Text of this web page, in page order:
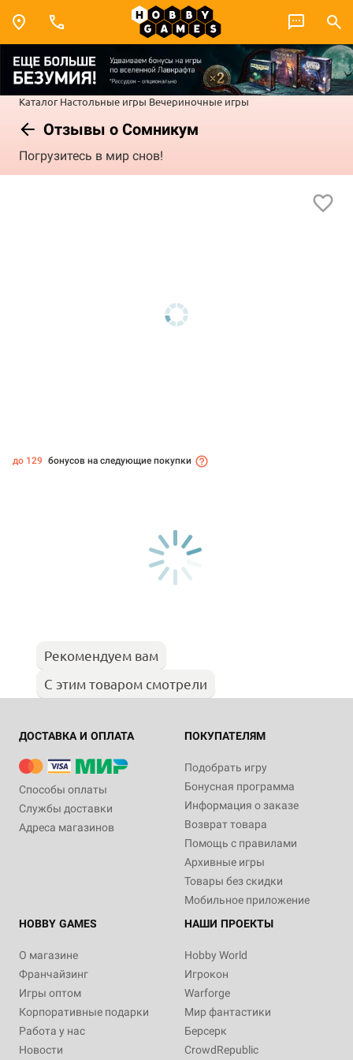
Каталог Настольные игры Вечериночные игры
Отзывы о Сомникум
Погрузитесь в мир снов!
до 129 бонусов на следующие покупки
Рекомендуем вам
С этим товаром смотрели
ДОСТАВКА И ОПЛАТА
Способы оплаты
Службы доставки
Адреса магазинов
ПОКУПАТЕЛЯМ
Подобрать игру
Бонусная программа
Информация о заказе
Возврат товара
Помощь с правилами
Архивные игры
Товары без скидки
Мобильное приложение
HOBBY GAMES
О магазине
Франчайзинг
Игры оптом
Корпоративные подарки
Работа у нас
Новости
НАШИ ПРОЕКТЫ
Hobby World
Игрокон
Warforge
Мир фантастики
Берсерк
CrowdRepublic